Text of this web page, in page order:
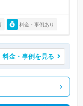
料金・事例あり
料金・事例を見る